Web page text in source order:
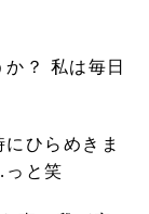
？ 私は毎日
ひらめきま
っと笑